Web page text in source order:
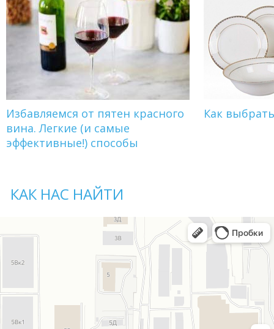
Избавляемся от пятен красного
вина. Легкие (и самые
эффективные!) способы
Как
КАК НАС НАЙТИ